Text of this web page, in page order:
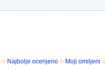
Najbolje ocenjeno Moji omiljeni